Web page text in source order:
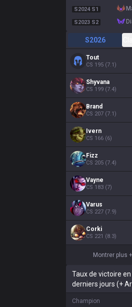
S2024 S1
S2023 S2
S2026
Tout
CS 195 (7.1)
Shyvana
CS 199 (7.4)
Brand
CS 207 (7.1)
Ivern
CS 166 (6)
Fizz
CS 205 (7.4)
Vayne
CS 183 (7)
Varus
CS 227 (7.9)
Corki
CS 221 (8.3)
Montrer plus +
Taux de victoire
derniers jours (+
Champion